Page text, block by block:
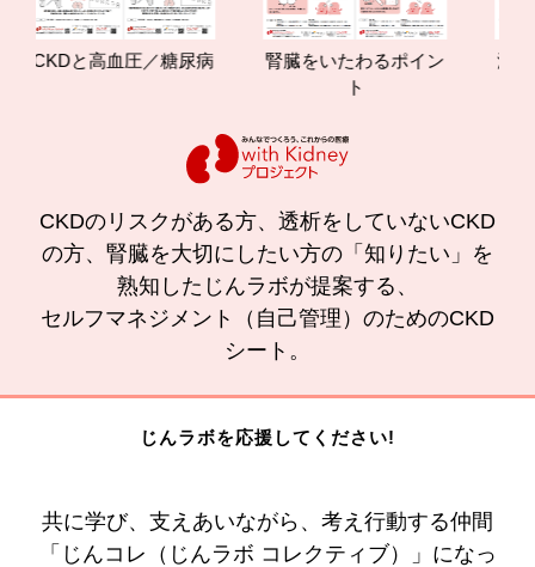
CKDと高血圧／糖尿病
腎臓をいたわるポイン
減塩
CKDのリスクがある方、透析をしていないCKD
の方、腎臓を大切にしたい方の「知りたい」を
熟知したじんラボが提案する、
セルフマネジメント（自己管理）のためのCKD
シート。
じんラボを応援してください!
共に学び、支えあいながら、考え行動する仲間
「じんコレ（じんラボ コレクティブ）」になっ